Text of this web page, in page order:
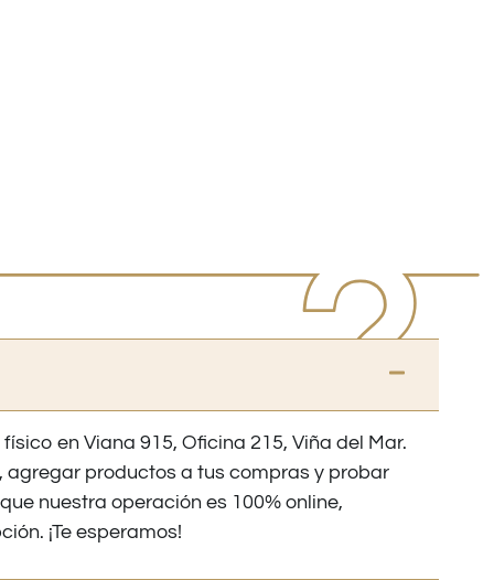
en Viana 915, Oficina 215, Viña del Mar.
agregar productos a tus compras y probar
nuestra operación es 100% online,
¡Te esperamos!